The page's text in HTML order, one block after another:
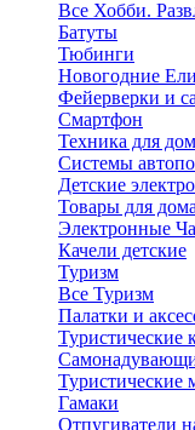
Все Хобби.
Батуты
Тюбинги
Новогодние
Фейерверки и
Смартфон
Техника для
Системы
Детские
Товары для дома
Электронные
Качели детские
Туризм
Все Туризм
Палатки и
Туристические
Туристические
Гамаки
Отпугиватели